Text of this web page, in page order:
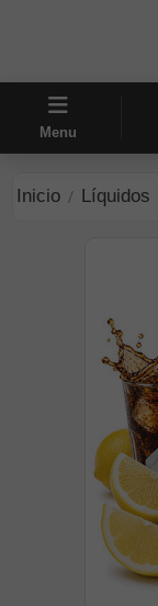
Menu
Inicio Líquidos